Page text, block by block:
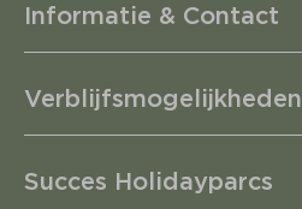
Informatie & Contact
Verblijfsmogelijkheden
Succes Holidayparcs